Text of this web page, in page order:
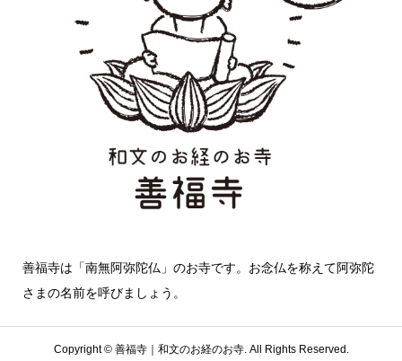
善福寺は「南無阿弥陀仏」のお寺です。お念仏を称えて阿弥陀
さまの名前を呼びましょう。
Copyright ©善福寺｜和文のお経のお寺. All Rights Reserved.